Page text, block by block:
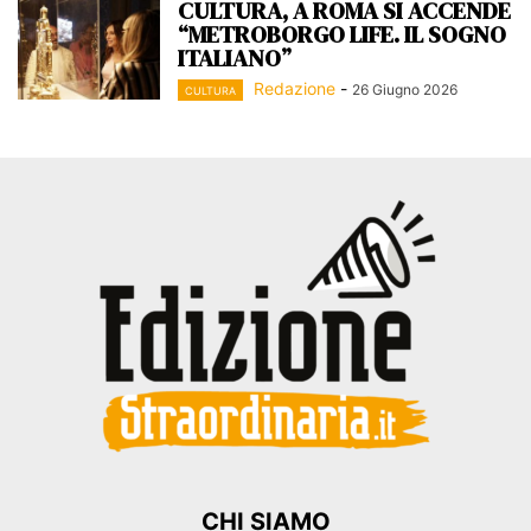
CULTURA, A ROMA SI ACCENDE
“METROBORGO LIFE. IL SOGNO
ITALIANO”
CULTURA Redazione - 26 Giugno 2026
CHI SIAMO